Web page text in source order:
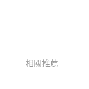
相關推薦